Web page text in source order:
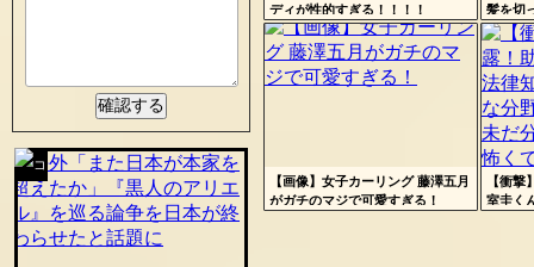
ディが性的すぎる！！！！
髪を切
しまう
【画像】女子カーリング 藤澤五月
がガチのマジで可愛すぎる！
【衝撃
室圭く
コテ
リン